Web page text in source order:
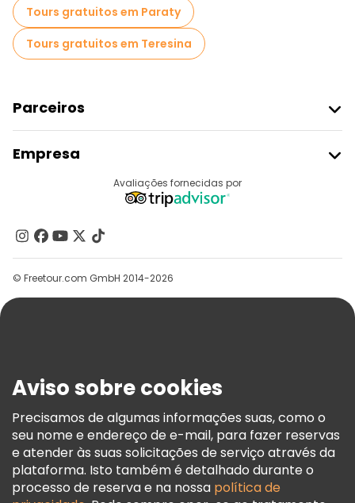
Tours gratuitos em Paraty
Tours gratuitos em Teresina
Parceiros
Registo Do Fornecedor
Programa De Afiliados
Empresa
Contacte-Nos
Grupos
Ajuda
Termos E Informações Legais
Política De Cookies
Freetour Prémios
Programa De Fidelidade
Avaliações fornecidas por
© Freetour.com GmbH 2014-2026
Aviso sobre cookies
Precisamos de algumas informações suas, como o
seu nome e endereço de e-mail, para fazer reservas
e atender às suas solicitações de serviço através da
plataforma. Isto também é detalhado durante o
processo de reserva e na nossa política de